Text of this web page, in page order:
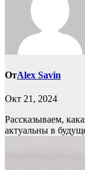
ОтAlex Savin
Окт 21, 2024
Рассказываем,
актуальны в